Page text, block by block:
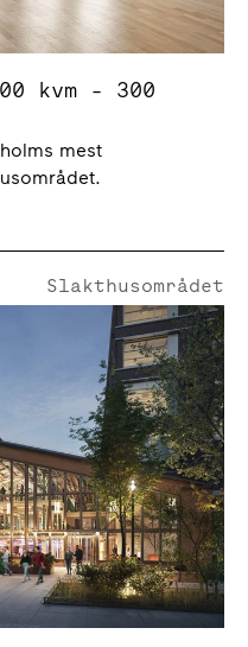
- 300
mest
Slakthusområdet